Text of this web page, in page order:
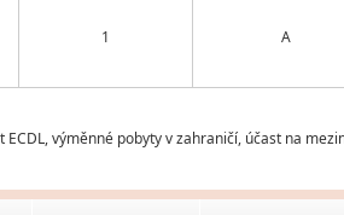
1 A
výměnné pobyty v zahraničí, účast na